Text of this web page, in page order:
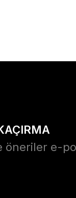
öneriler e-